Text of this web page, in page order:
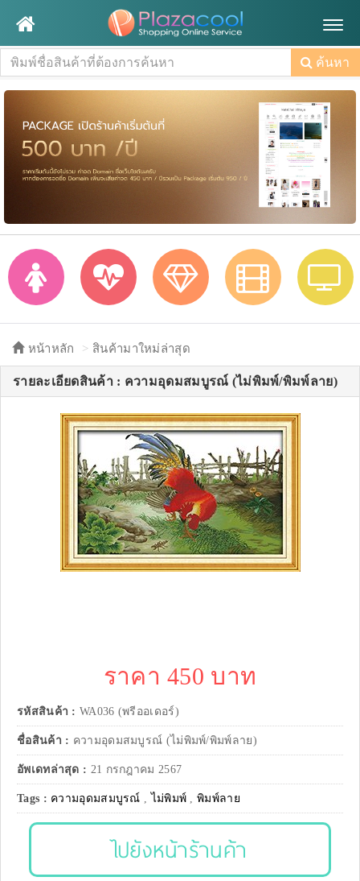
ค้นหา
หน้าหลัก สินค้ามาใหม่ล่าสุด
รายละเอียดสินค้า : ความอุดมสมบูรณ์ (ไม่พิมพ์/พิมพ์ลาย)
ราคา 450 บาท
รหัสสินค้า : WA036 (พรีออเดอร์)
ชื่อสินค้า : ความอุดมสมบูรณ์ (ไม่พิมพ์/พิมพ์ลาย)
อัพเดทล่าสุด : 21 กรกฎาคม 2567
Tags : ความอุดมสมบูรณ์ , ไม่พิมพ์ ,พิมพ์ลาย
ไปยังหน้าร้านค้า